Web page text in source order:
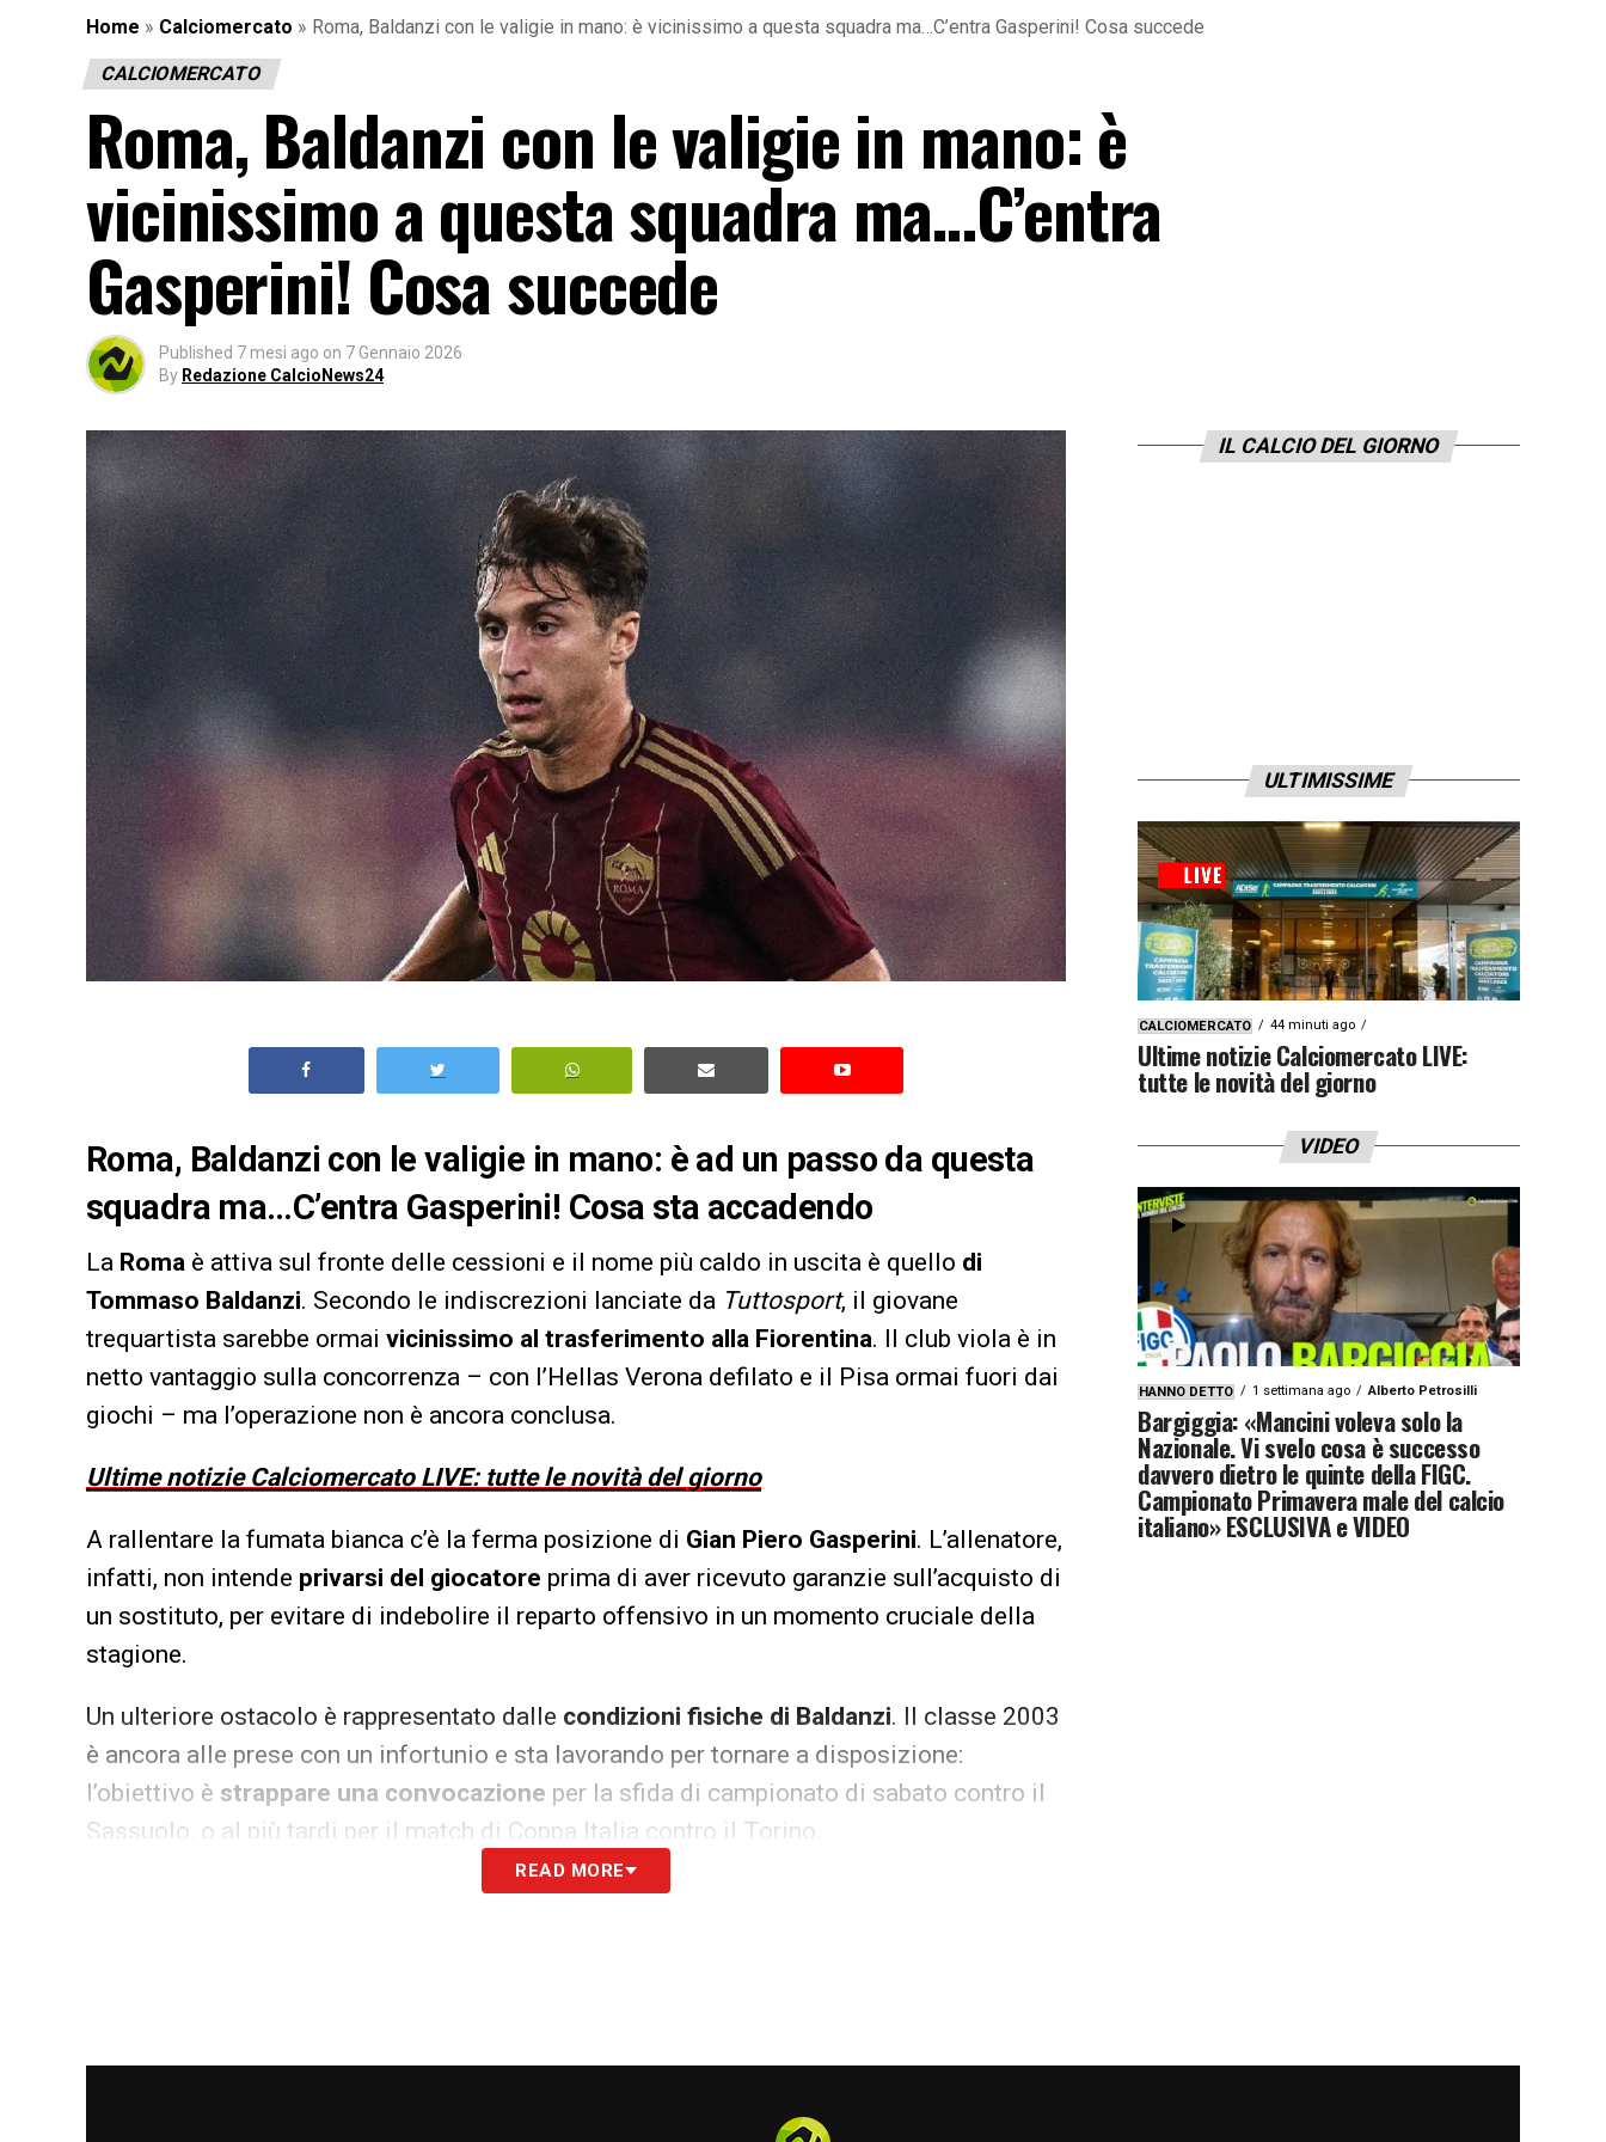
Home » Calciomercato » Roma, Baldanzi con le valigie in mano: è vicinissimo a questa squadra ma…C’entra Gasperini! Cosa succede
CALCIOMERCATO
Roma, Baldanzi con le valigie in mano: è
vicinissimo a questa squadra ma…C’entra
Gasperini! Cosa succede
Published 7 mesi ago on 7 Gennaio 2026
By Redazione CalcioNews24
Roma, Baldanzi con le valigie in mano: è ad un passo da questa
squadra ma…C’entra Gasperini! Cosa sta accadendo
La Roma è attiva sul fronte delle cessioni e il nome più caldo in uscita è quello di
Tommaso Baldanzi. Secondo le indiscrezioni lanciate da Tuttosport, il giovane
trequartista sarebbe ormai vicinissimo al trasferimento alla Fiorentina. Il club viola è in
netto vantaggio sulla concorrenza – con l’Hellas Verona defilato e il Pisa ormai fuori dai
giochi – ma l’operazione non è ancora conclusa.
Ultime notizie Calciomercato LIVE: tutte le novità del giorno
A rallentare la fumata bianca c’è la ferma posizione di Gian Piero Gasperini. L’allenatore,
infatti, non intende privarsi del giocatore prima di aver ricevuto garanzie sull’acquisto di
un sostituto, per evitare di indebolire il reparto offensivo in un momento cruciale della
stagione.
Un ulteriore ostacolo è rappresentato dalle condizioni fisiche di Baldanzi. Il classe 2003
è ancora alle prese con un infortunio e sta lavorando per tornare a disposizione:
l’obiettivo è strappare una convocazione per la sfida di campionato di sabato contro il
Sassuolo, o al più tardi per il match di Coppa Italia contro il Torino.
La stagione di Baldanzi finora è stata avara di continuità, complici i problemi fisici e il
READ MORE
IL CALCIO DEL GIORNO
ULTIMISSIME
CALCIOMERCATO 44 minuti ago
Ultime notizie Calciomercato LIVE:
tutte le novità del giorno
VIDEO
HANNO DETTO 1 settimana ago Alberto Petrosilli
Bargiggia: «Mancini voleva solo la
Nazionale. Vi svelo cosa è successo
davvero dietro le quinte della FIGC.
Campionato Primavera male del calcio
italiano» ESCLUSIVA e VIDEO